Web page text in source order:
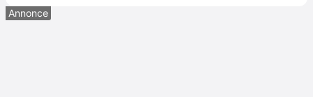
Annonce